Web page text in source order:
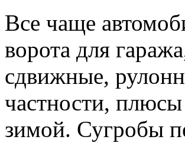
Все чаще
ворота для
сдвижные,
частности, плюсы
зимой. Сугробы